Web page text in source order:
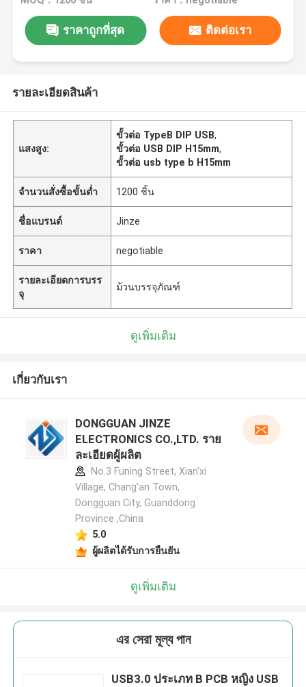
ราคาถูกที่สุด ติดต่อเรา
รายละเอียดสินค้า
แสงสูง:
ขั้วต่อ TypeB DIP USB,
ขั้วต่อ USB DIP H15mm,
ขั้วต่อ usb type b H15mm
จำนวนสั่งซื้อขั้นต่ำ 1200 ชิ้น
ชื่อแบรนด์ Jinze
ราคา negotiable
รายละเอียดการบรร
จุ
ม้วนบรรจุภัณฑ์
ดูเพิ่มเติม
เกี่ยวกับเรา
DONGGUAN JINZE
ELECTRONICS CO.,LTD. ราย
ละเอียดผู้ผลิต
No.3 Funing Street, Xian'xi
Village, Chang'an Town,
Dongguan City, Guanddong
Province ,China
5.0
ผู้ผลิตได้รับการยืนยัน
ดูเพิ่มเติม
এর সেরা মূল্য পান
USB3.0 ประเภท B PCB หญิง USB